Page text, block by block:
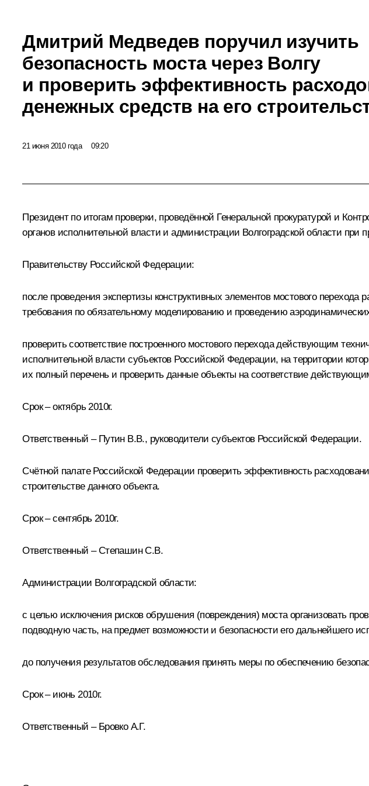
Дмитрий Медведев поручил изучить
безопасность моста через Волгу
и проверить эффективность
денежных средств на его
21 июня 2010 года 09:20
Президент по итогам проверки, проведённой Генеральной прокуратурой и
органов исполнительной власти и администрации Волгоградской области при
Правительству Российской Федерации:
после проведения экспертизы конструктивных элементов мостового
требования по обязательному моделированию и проведению
проверить соответствие построенного мостового перехода действующим
исполнительной власти субъектов Российской Федерации, на территории
их полный перечень и проверить данные объекты на соответствие
Срок – октябрь 2010г.
Ответственный – Путин В.В., руководители субъектов Российской Федерации.
Счётной палате Российской Федерации проверить эффективность
строительстве данного объекта.
Срок – сентябрь 2010г.
Ответственный – Степашин С.В.
Администрации Волгоградской области:
с целью исключения рисков обрушения (повреждения) моста организовать
подводную часть, на предмет возможности и безопасности его дальнейшего
до получения результатов обследования принять меры по обеспечению
Срок – июнь 2010г.
Ответственный – Бровко А.Г.